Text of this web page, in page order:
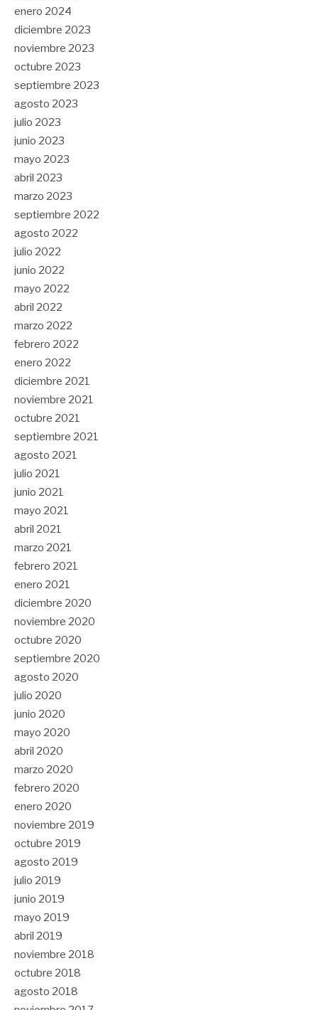
enero 2024
diciembre 2023
noviembre 2023
octubre 2023
septiembre 2023
agosto 2023
julio 2023
junio 2023
mayo 2023
abril 2023
marzo 2023
septiembre 2022
agosto 2022
julio 2022
junio 2022
mayo 2022
abril 2022
marzo 2022
febrero 2022
enero 2022
diciembre 2021
noviembre 2021
octubre 2021
septiembre 2021
agosto 2021
julio 2021
junio 2021
mayo 2021
abril 2021
marzo 2021
febrero 2021
enero 2021
diciembre 2020
noviembre 2020
octubre 2020
septiembre 2020
agosto 2020
julio 2020
junio 2020
mayo 2020
abril 2020
marzo 2020
febrero 2020
enero 2020
noviembre 2019
octubre 2019
agosto 2019
julio 2019
junio 2019
mayo 2019
abril 2019
noviembre 2018
octubre 2018
agosto 2018